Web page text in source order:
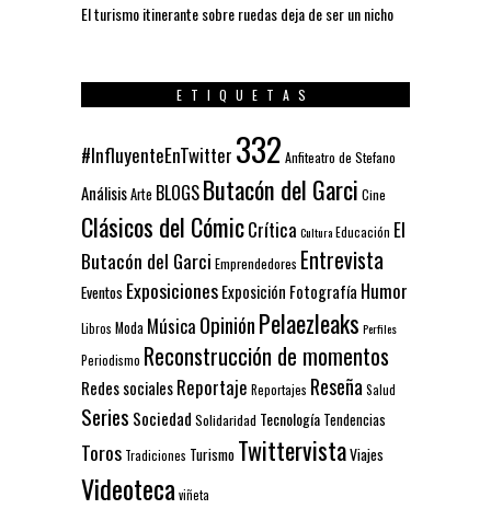
El turismo itinerante sobre ruedas deja de ser un nicho
ETIQUETAS
#InfluyenteEnTwitter 332 Anfiteatro de Stefano
AnálisisArte BLOGSButacón del Garci Cine
Clásicos del CómicCrítica CulturaEducación El
Butacón del Garci Emprendedores Entrevista
Eventos ExposicionesExposición Fotografía Humor
Libros Moda Música OpiniónPelaezleaks Perfiles
Periodismo Reconstrucción de momentos
Redes socialesReportaje Reportajes Reseña Salud
Series Sociedad Solidaridad Tecnología Tendencias
Toros Tradiciones Turismo TwittervistaViajes
Videoteca viñeta